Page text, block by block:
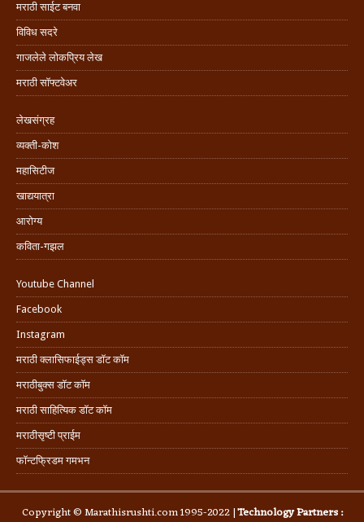
मराठी साईट बनवा
विविध सदरे
गाजलेले लोकप्रिय लेख
मराठी सॉफ्टवेअर
लेखसंग्रह
व्यक्ती-कोश
महासिटीज
खाद्ययात्रा
आरोग्य
कविता-गझल
Youtube Channel
Facebook
Instagram
मराठी क्लासिफाईड्स डॉट कॉम
मराठीबुक्स डॉट कॉम
मराठी साहित्यिक डॉट कॉम
मराठीसृष्टी प्राईम
फॉन्टफ्रिडम गमभन
Copyright © Marathisrushti.com 1995-2022 |Technology Partners :